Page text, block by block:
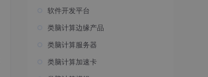
软件开发平台
类脑计算边缘产品
类脑计算服务器
类脑计算加速卡